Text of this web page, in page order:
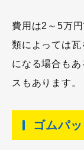
費用は2～5万
類によっては
になる場合も
スもあります。
ゴムパ